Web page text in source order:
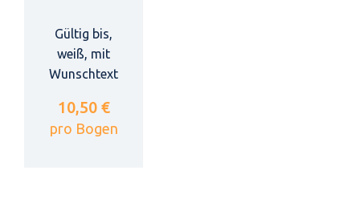
Gültig bis,
weiß, mit
Wunschtext
10,50 €
pro Bogen